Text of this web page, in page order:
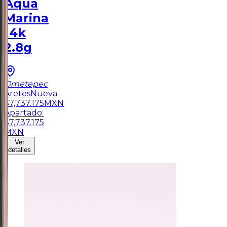
Aqua
Marina
14k
2.8g
Ometepec
AretesNueva
$7,737.175 MXN
Apartado:
$7,737.175
MXN
Ver
detalles